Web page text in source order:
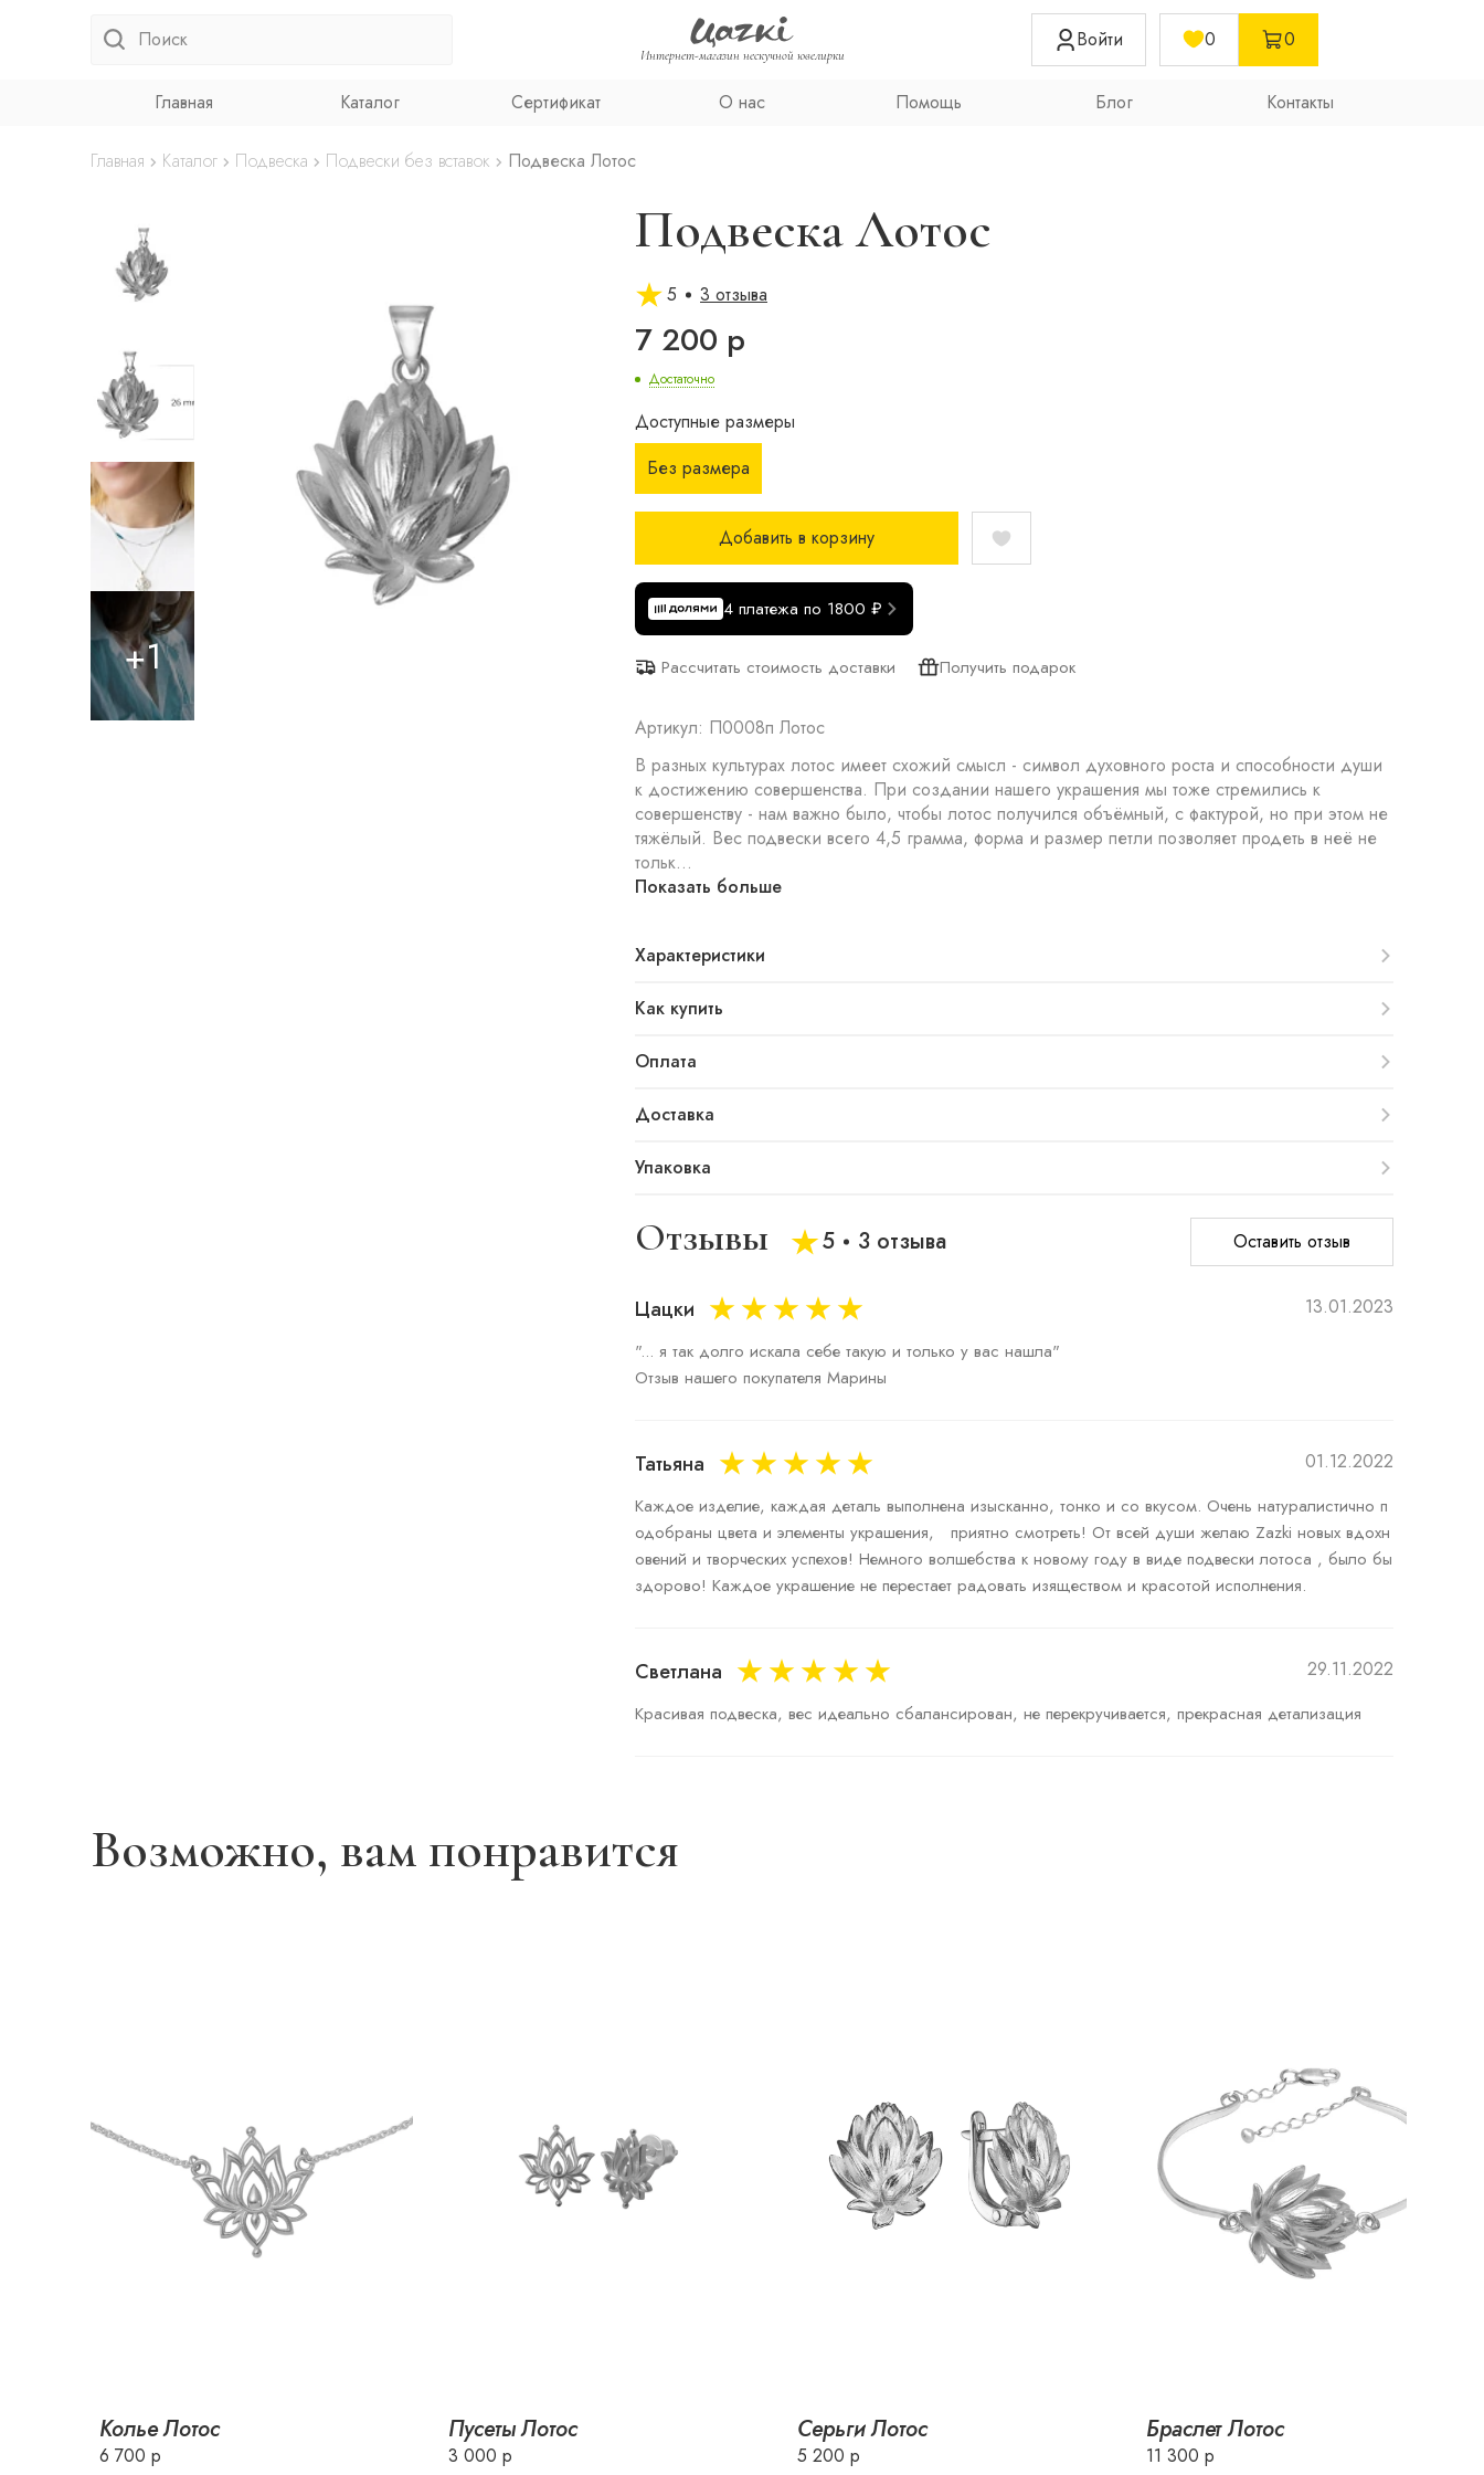
Интернет-магазин нескучной ювелирки
Войти 0 0
Главная Каталог Сертификат О нас Помощь Блог Контакты
Главная Каталог Подвеска Подвески без вставок Подвеска Лотос
Подвеска Лотос
5 3 отзыва
7 200 р
Достаточно
Доступные размеры
Без размера
Добавить в корзину
4 платежа по 1800 ₽
Рассчитать стоимость доставки Получить подарок
Артикул: П0008п Лотос
В разных культурах лотос имеет схожий смысл - символ духовного роста и способности души
к достижению совершенства. При создании нашего украшения мы тоже стремились к
совершенству - нам важно было, чтобы лотос получился объёмный, с фактурой, но при этом не
тяжёлый. Вес подвески всего 4,5 грамма, форма и размер петли позволяет продеть в неё не
тольк...
Показать больше
Характеристики
Как купить
Оплата
Доставка
Упаковка
Отзывы 5 3 отзыва Оставить отзыв
Цацки 13.01.2023
"... я так долго искала себе такую и только у вас нашла"
Отзыв нашего покупателя Марины
Татьяна 01.12.2022
Каждое изделие, каждая деталь выполнена изысканно, тонко и со вкусом. Очень натуралистично п
одобраны цвета и элементы украшения,   приятно смотреть! От всей души желаю Zazki новых вдохн
овений и творческих успехов! Немного волшебства к новому году в виде подвески лотоса , было бы
Светлана 29.11.2022
Возможно, вам понравится
Колье Лотос
6 700 р
Пусеты Лотос
3 000 р
Серьги Лотос
5 200 р
Браслет Лотос
11 300 р